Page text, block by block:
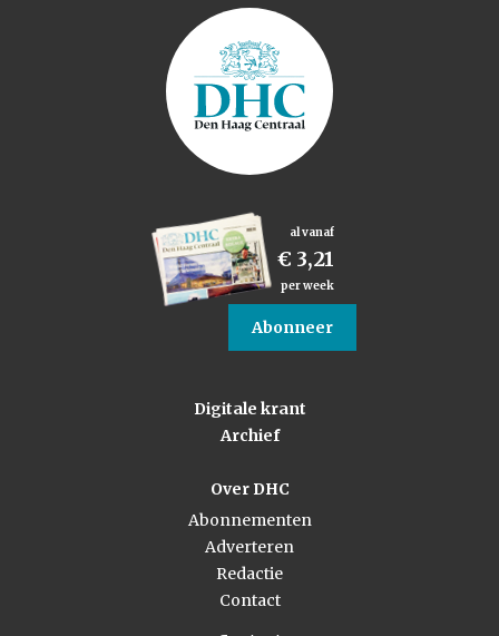
al vanaf
€ 3,21
per week
Abonneer
Digitale krant
Archief
Over DHC
Abonnementen
Adverteren
Redactie
Contact